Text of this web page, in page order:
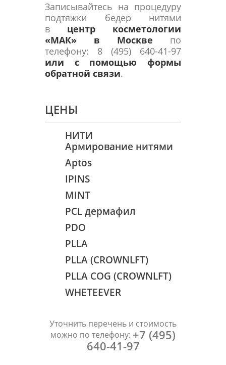
Записывайтесь на процедуру
подтяжки бедер нитями
в центр косметологии
«МАК» в Москве по
телефону: 8 (495) 640-41-97
или с помощью формы
обратной связи.
ЦЕНЫ
НИТИ
Армирование нитями
Аptos
IPINS
MINT
PCL дермафил
PDO
PLLA
PLLA (CROWNLFT)
PLLA COG (CROWNLFT)
WHETEEVER
Уточнить перечень и стоимость
можно по телефону: +7 (495)
640-41-97